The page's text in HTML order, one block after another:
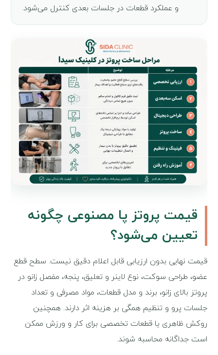
و عملکرد قطعات در جلسات بعدی کنترل می‌شود.
قیمت پروتز پا مصنوعی چگونه
تعیین می‌شود؟
قیمت نهایی بدون ارزیابی قابل اعلام دقیق نیست. سطح قطع
عضو، طراحی سوکت، نوع لاینر و تعلیق، پنجه، مفصل زانو در
پروتز بالای زانو، برند و مدل قطعات، مواد مصرفی و تعداد
جلسات پرو و تنظیم همگی بر هزینه اثر دارند. همچنین
روکش ظاهری یا قطعات تخصصی برای کار و ورزش ممکن
است جداگانه محاسبه شوند.